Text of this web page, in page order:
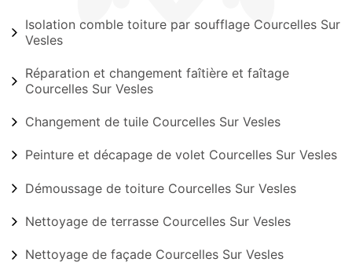
Isolation comble toiture par soufflage Courcelles Sur
Vesles
Réparation et changement faîtière et faîtage
Courcelles Sur Vesles
Changement de tuile Courcelles Sur Vesles
Peinture et décapage de volet Courcelles Sur Vesles
Démoussage de toiture Courcelles Sur Vesles
Nettoyage de terrasse Courcelles Sur Vesles
Nettoyage de façade Courcelles Sur Vesles